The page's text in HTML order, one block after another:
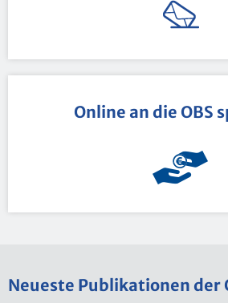
On­line an die OBS
Neu­es­te Pu­bli­ka­tio­nen der